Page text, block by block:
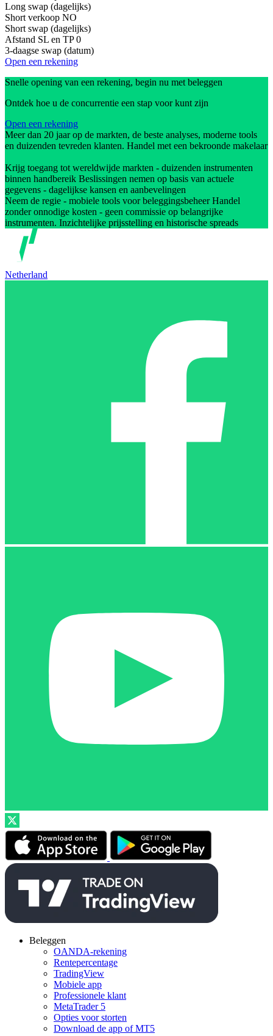
Long swap (dagelijks)
Short verkoop NO
Short swap (dagelijks)
Afstand SL en TP 0
3-daagse swap (datum)
Open een rekening
Snelle opening van een rekening, begin nu met beleggen
Ontdek hoe u de concurrentie een stap voor kunt zijn
Open een rekening
Meer dan 20 jaar op de markten, de beste analyses, moderne tools
en duizenden tevreden klanten. Handel met een bekroonde makelaar
Krijg toegang tot wereldwijde markten - duizenden instrumenten
binnen handbereik Beslissingen nemen op basis van actuele
gegevens - dagelijkse kansen en aanbevelingen
Neem de regie - mobiele tools voor beleggingsbeheer Handel
zonder onnodige kosten - geen commissie op belangrijke
instrumenten. Inzichtelijke prijsstelling en historische spreads
Netherland
Beleggen
OANDA-rekening
Rentepercentage
TradingView
Mobiele app
Professionele klant
MetaTrader 5
Opties voor storten
Download de app of MT5